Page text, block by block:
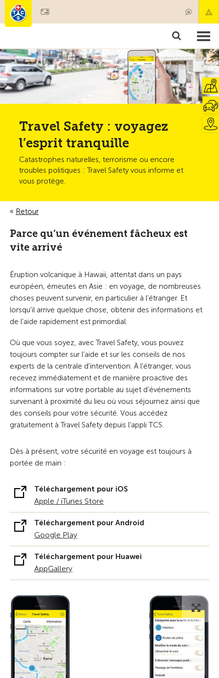
Membres & prestations
Tests, sécurité & santé
Travel Safety : voyagez
l’esprit tranquille
Catastrophes naturelles, terrorisme ou encore
troubles politiques : Travel Safety vous informe et
vous protège.
Retour
Parce qu’un événement fâcheux est
vite arrivé
Éruption volcanique à Hawaii, attentat dans un pays
européen, émeutes en Asie : en voyage, de nombreuses
choses peuvent survenir, en particulier à l’étranger. Et
lorsqu’il arrive quelque chose, obtenir des informations et
de l’aide rapidement est primordial.
Où que vous soyez, avec Travel Safety, vous pouvez
toujours compter sur l’aide et sur les conseils de nos
experts de la centrale d’intervention. À l’étranger, vous
recevez immédiatement et de manière proactive des
informations sur votre portable au sujet d’événements
survenant à proximité du lieu où vous séjournez ainsi que
des conseils pour votre sécurité. Vous accédez
gratuitement à Travel Safety depuis l’appli TCS.
Dès à présent, votre sécurité en voyage est toujours à
portée de main :
Téléchargement pour iOS
Apple / iTunes Store
Téléchargement pour Android
Google Play
Téléchargement pour Huawei
AppGallery